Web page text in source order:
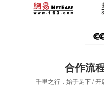
合作流
千里之行，始于足下 /